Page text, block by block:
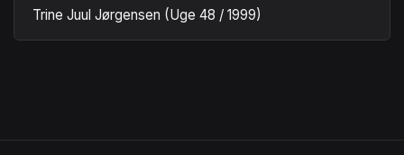
Trine Juul Jørgensen (Uge 48 / 1999)